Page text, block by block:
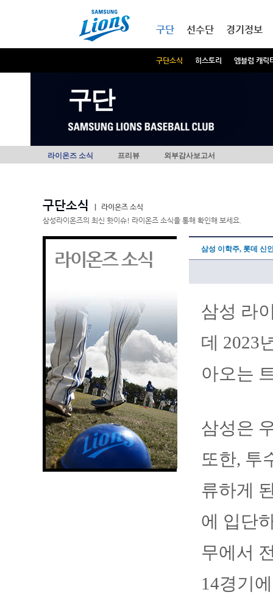
구단
구단소식 히스토리 엠블럼 캐릭
선수단 경기정보
구단
라이온즈 소식 프리뷰 외부감사보고서
구단소식
라이온즈 소식
삼성라이온즈의 최신 핫이슈! 라이온즈 소식을 통해 확인해 보세요.
라이온즈 소식 삼성 이학주, 롯데 신
삼성 라
데 2023
아오는
삼성은
또한, 투
류하게
에 입단
무에서
14경기